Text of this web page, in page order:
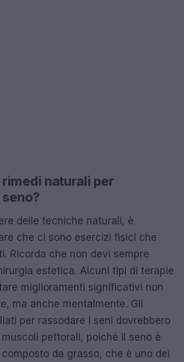
rimedi naturali per
delle tecniche naturali, è
che ci sono esercizi fisici che
Ricorda che non devi sempre
estetica. Alcuni tipi di terapie
miglioramenti significativi non
ma anche mentalmente. Gli
per rassodare i seni dovrebbero
pettorali, poiché il seno è
da grasso, che è uno dei